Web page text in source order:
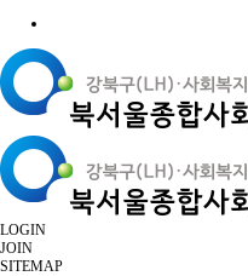
LOGIN
JOIN
SITEMAP